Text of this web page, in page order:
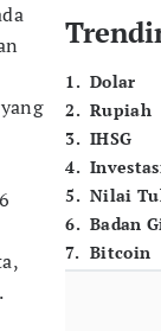
1. Dolar
2. Rupiah
3. IHSG
4.
5. Nilai
6. Badan
7. Bitcoin